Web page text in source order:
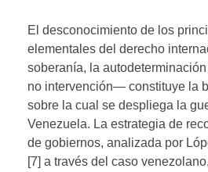
El desconocimiento de los
elementales del derecho
soberanía, la
no intervención— constituye la
sobre la cual se despliega la
Venezuela. La estrategia de
de gobiernos, analizada por
[7] a través del caso